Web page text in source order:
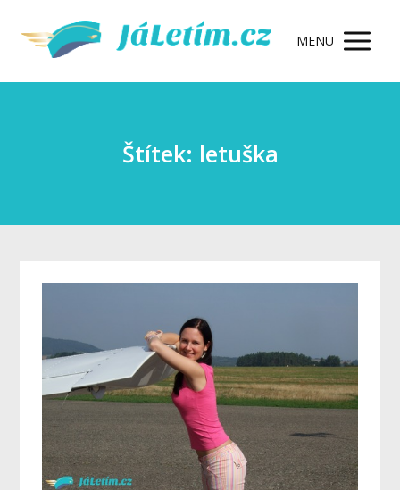
MENU
Štítek: letuška